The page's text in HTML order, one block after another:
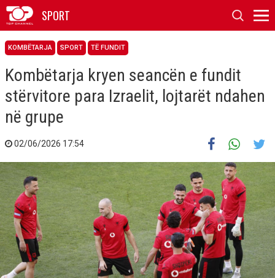
SPORT
KOMBËTARJA SPORT TË FUNDIT
Kombëtarja kryen seancën e fundit
stërvitore para Izraelit, lojtarët ndahen
në grupe
02/06/2026 17:54